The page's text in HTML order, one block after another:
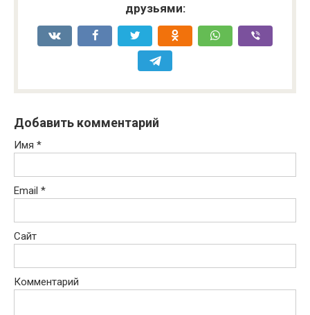
друзьями:
Добавить комментарий
Имя *
Email *
Сайт
Комментарий